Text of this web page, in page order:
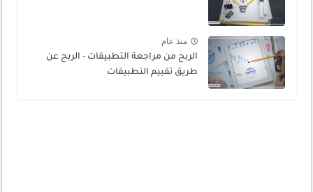
منذ عام
الربح من مراجعة التطبيقات - الربح عن
طريق تقييم التطبيقات